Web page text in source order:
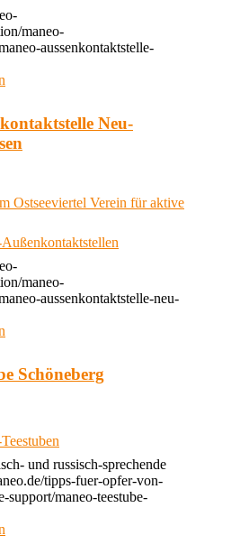
maneo-
aussenkontaktstelle-
Neu-
Ostseeviertel Verein für aktive
maneo-
aussenkontaktstelle-neu-
Schöneberg
und russisch-sprechende
tipps-fuer-opfer-von-
support/maneo-teestube-